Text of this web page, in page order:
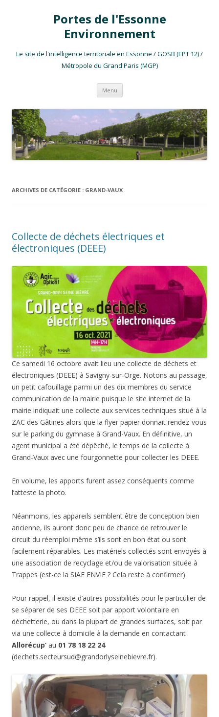
Portes de l'Essonne
Environnement
Le site de l'intelligence territoriale en Essonne / GOSB (EPT 12) /
Métropole du Grand Paris (MGP)
Menu Aller au contenu
ARCHIVES DE CATÉGORIE : GRAND-VAUX
Collecte de déchets électriques et
électroniques (DEEE)
Ce samedi 16 octobre avait lieu une collecte de déchets et
électroniques (DEEE) à Savigny-sur-Orge. Notons au passage,
un petit cafouillage parmi un des dix membres du service
communication de la mairie puisque le site internet de la
mairie indiquait une collecte aux services techniques situé à la
ZAC des Gâtines alors que la flyer papier donnait rendez-vous
sur le parking du gymnase à Grand-Vaux. En définitive, un
agent municipal a été dépêché, le temps de la collecte à
Grand-Vaux avec une fourgonnette pour collecter les DEEE.
En volume, les apports furent assez conséquents comme
l’atteste la photo.
Néanmoins, les appareils semblent être de conception bien
ancienne, ils auront donc peu de chance de retrouver le
circuit du réemploi même s’ils sont en bon état ou sont
facilement réparables. Les matériels collectés sont envoyés à
une association de recyclage et/ou de valorisation située à
Trappes (est-ce la SIAE ENVIE ? Cela reste à confirmer)
Pour rappel, il existe d’autres possibilités pour le particulier de
se séparer de ses DEEE soit par apport volontaire en
déchetterie, ou dans la plupart de grandes surfaces, soit par
via une collecte à domicile à la demande en contactant
Allorécup’ au 01 78 18 22 24
(dechets.secteursud@grandorlyseinebievre.fr).